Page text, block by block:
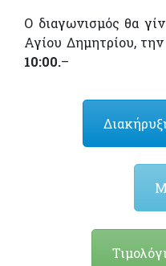
Ο διαγωνισμός θα
Αγίου Δημητρίου, την
10:00.–